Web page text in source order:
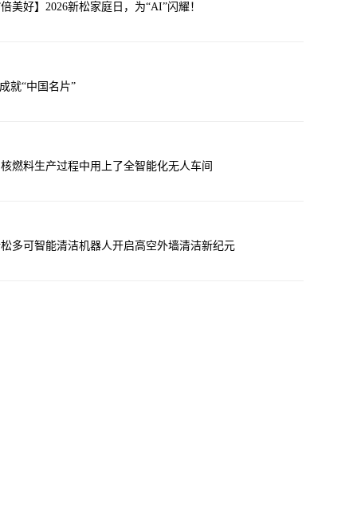
美好】2026新松家庭日，为“AI”闪耀！
就“中国名片”
燃料生产过程中用上了全智能化无人车间
多可智能清洁机器人开启高空外墙清洁新纪元